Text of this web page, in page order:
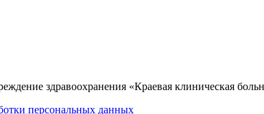
здравоохранения «Краевая клиническая
персональных данных